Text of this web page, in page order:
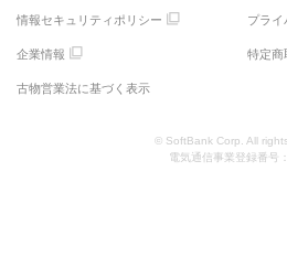
情報セキュリティポリシー プライ
企業情報 特定商
古物営業法に基づく表示
© SoftBank Corp. All
電気通信事業登録番号